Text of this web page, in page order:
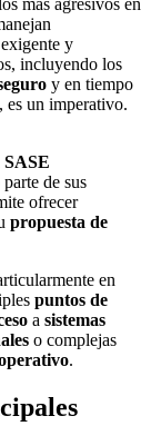
más agresivos en
exigente y
incluyendo los
y en tiempo
, es un imperativo.
SASE
de sus
ofrecer
propuesta de
en
puntos de
a sistemas
o complejas
.